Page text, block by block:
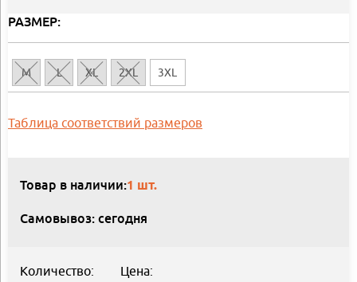
РАЗМЕР:
M L XL 2XL 3XL
Таблица соответствий размеров
Товар в наличии:1 шт.
Самовывоз: сегодня
Количество: Цена: